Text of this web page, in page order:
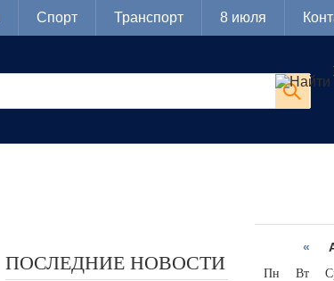
Спорт Транспорт 8 июля
ПОСЛЕДНИЕ НОВОСТИ
«
Пн Вт